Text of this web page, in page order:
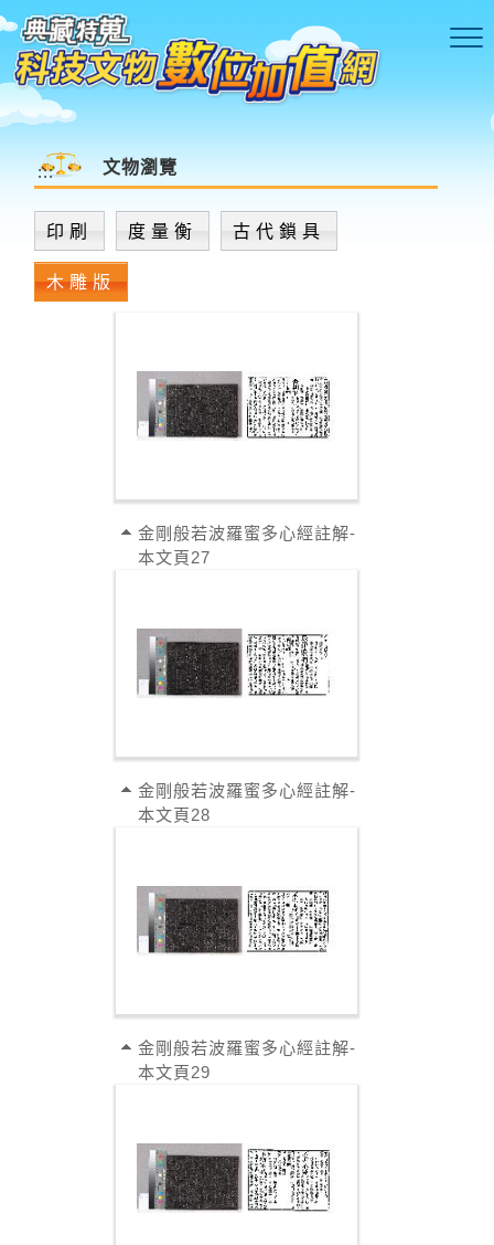
跳到主要內容區塊
::: 文物瀏覽
印刷 度量衡 古代鎖具
木雕版
金剛般若波羅蜜多心經註解-
本文頁27
金剛般若波羅蜜多心經註解-
本文頁28
金剛般若波羅蜜多心經註解-
本文頁29